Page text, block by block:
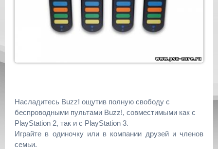
Насладитесь Buzz! ощутив полную свободу с
беспроводными пультами Buzz!, совместимыми как с
PlayStation 2, так и с PlayStation 3.
Играйте в одиночку или в компании друзей и членов
семьи.